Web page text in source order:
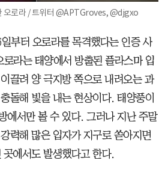
오로라 / 트위터 @APTGroves, @djgxo
부터 오로라를 목격했다는 인증 사
라는 태양에서 방출된 플라스마 입
끌려 양 극지방 쪽으로 내려오는 과
돌해 빛을 내는 현상이다. 태양풍이
에서만 볼 수 있다. 그러나 지난 주말
력해 많은 입자가 지구로 쏟아지면
에서도 발생했다고 한다.